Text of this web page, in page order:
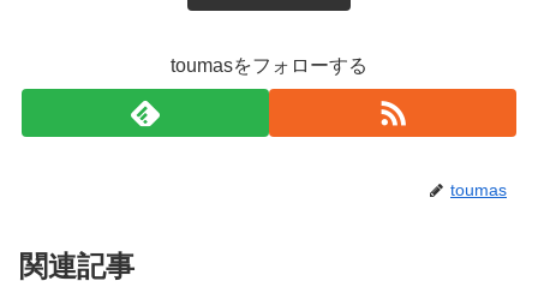
toumasをフォローする
toumas
関連記事